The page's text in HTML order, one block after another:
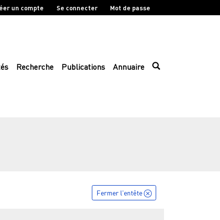
un compte Se connecter Mot de passe
Recherche Publications Annuaire
Fermer l'entête